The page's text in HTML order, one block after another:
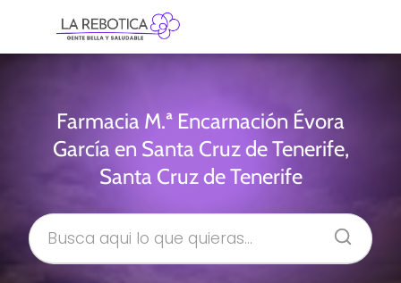
Farmacia M.ª Encarnación Évora
García en Santa Cruz de Tenerife,
Santa Cruz de Tenerife